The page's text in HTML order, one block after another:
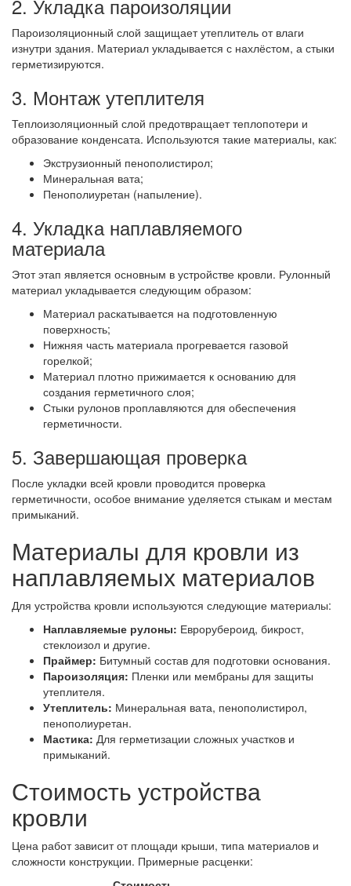
2. Укладка пароизоляции
Пароизоляционный слой защищает утеплитель от влаги
изнутри здания. Материал укладывается с нахлёстом, а стыки
герметизируются.
3. Монтаж утеплителя
Теплоизоляционный слой предотвращает теплопотери и
образование конденсата. Используются такие материалы, как:
Экструзионный пенополистирол;
Минеральная вата;
Пенополиуретан (напыление).
4. Укладка наплавляемого
материала
Этот этап является основным в устройстве кровли. Рулонный
материал укладывается следующим образом:
Материал раскатывается на подготовленную
поверхность;
Нижняя часть материала прогревается газовой
горелкой;
Материал плотно прижимается к основанию для
создания герметичного слоя;
Стыки рулонов проплавляются для обеспечения
герметичности.
5. Завершающая проверка
После укладки всей кровли проводится проверка
герметичности, особое внимание уделяется стыкам и местам
примыканий.
Материалы для кровли из
наплавляемых материалов
Для устройства кровли используются следующие материалы:
Наплавляемые рулоны: Еврорубероид, бикрост,
стеклоизол и другие.
Праймер: Битумный состав для подготовки основания.
Пароизоляция: Пленки или мембраны для защиты
утеплителя.
Утеплитель: Минеральная вата, пенополистирол,
пенополиуретан.
Мастика: Для герметизации сложных участков и
примыканий.
Стоимость устройства
кровли
Цена работ зависит от площади крыши, типа материалов и
сложности конструкции. Примерные расценки: